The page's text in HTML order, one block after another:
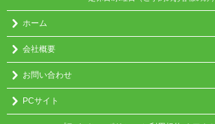
ホーム
会社概要
お問い合わせ
PCサイト